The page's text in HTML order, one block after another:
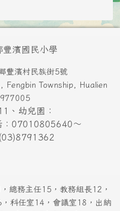
豐濱國民小學
豐濱村民族街5號
Township, Hualien
977005
、幼兒園：
：07010805640～
總務主任15，教務組長12，
科任室14，會議室18，出納